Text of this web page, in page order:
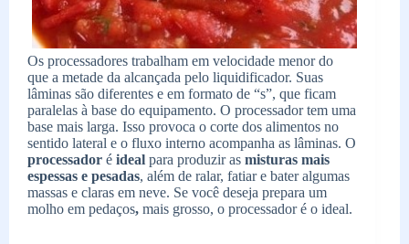
Os processadores trabalham em velocidade menor do
que a metade da alcançada pelo liquidificador. Suas
lâminas são diferentes e em formato de “s”, que ficam
paralelas à base do equipamento. O processador tem uma
base mais larga. Isso provoca o corte dos alimentos no
sentido lateral e o fluxo interno acompanha as lâminas. O
processador é ideal para produzir as misturas mais
espessas e pesadas, além de ralar, fatiar e bater algumas
massas e claras em neve. Se você deseja prepara um
molho em pedaços, mais grosso, o processador é o ideal.